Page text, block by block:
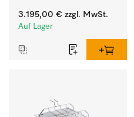
Programmlaufzeiten.
Leistung 8 kg in 42 min.
3.195,00 € zzgl. MwSt.
Auf Lager